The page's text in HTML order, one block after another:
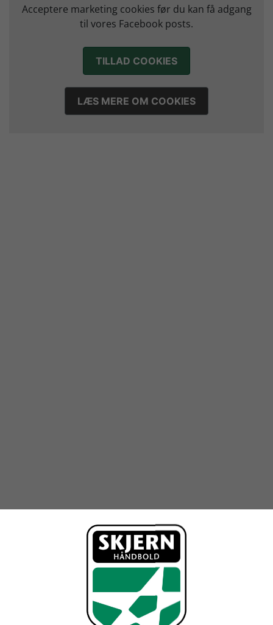
Marius Nørsøller udlejes til HØJ Elite
14. juli 2026
Acceptere marketing cookies før du kan få adgang
til vores Facebook posts.
TILLAD COOKIES
LÆS MERE OM COOKIES